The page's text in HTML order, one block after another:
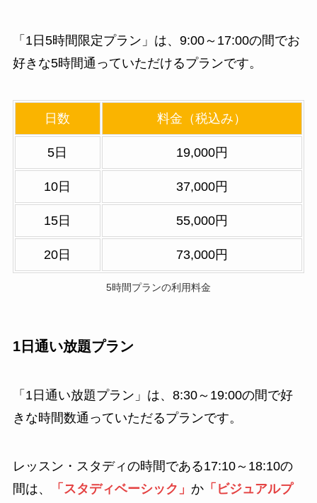
「1日5時間限定プラン」は、9:00～17:00の間でお
好きな5時間通っていただけるプランです。
日数 料金（税込み）
5日 19,000円
10日 37,000円
15日 55,000円
20日 73,000円
5時間プランの利用料金
1日通い放題プラン
「1日通い放題プラン」は、8:30～19:00の間で好
きな時間数通っていただるプランです。
レッスン・スタディの時間である17:10～18:10の
間は、
「スタディベーシック」 か「ビジュアルプ